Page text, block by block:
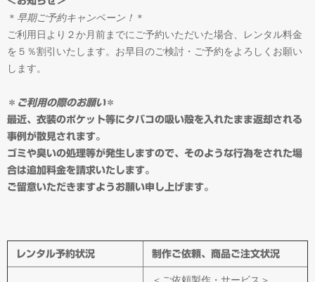
オ
ー
ダ
ー
メ
イ
＊ 早期ご予約キャンペーン！ ＊
ご利用日より２か月前までにご予約いただいた場合、レンタル料金
を５％割引いたします。お早目のご検討・ご予約をよろしくお願い
します。
＊ ご利用の際のお願い＊
最近、衣装のポケット等にタバコの吸い殻を入れたまま返却される
事例が散見されます。
ゴミや臭いの処理等が発生しますので、そのような行為をされた場
合は追加料金を請求いたします。
ご留意いただきますようお願い申し上げます。
レンタル予約状況 制作ご依頼、商品ご注文状況